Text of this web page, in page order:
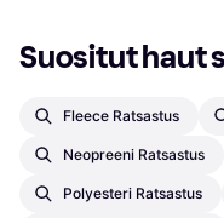
Suositut haut
Fleece Ratsastus
Neopreeni Ratsastus
Polyesteri Ratsastus